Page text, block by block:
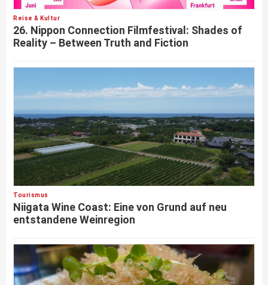
Reise & Kultur
26. Nippon Connection Filmfestival: Shades of
Reality – Between Truth and Fiction
Tourismus
Niigata Wine Coast: Eine von Grund auf neu
entstandene Weinregion